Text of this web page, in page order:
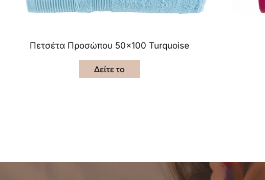
Πετσέτα Προσώπου 50×100 Turquoise
Δείτε το